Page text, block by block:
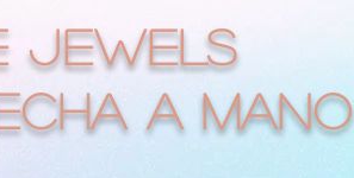
JEWELS
a mano